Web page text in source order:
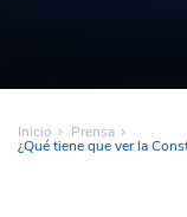
Inicio Prensa
¿Qué tiene que ver la